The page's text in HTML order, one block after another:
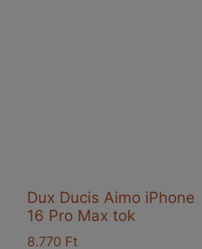
Dux Ducis Aimo iPhone
16 Pro Max tok
8.770 Ft